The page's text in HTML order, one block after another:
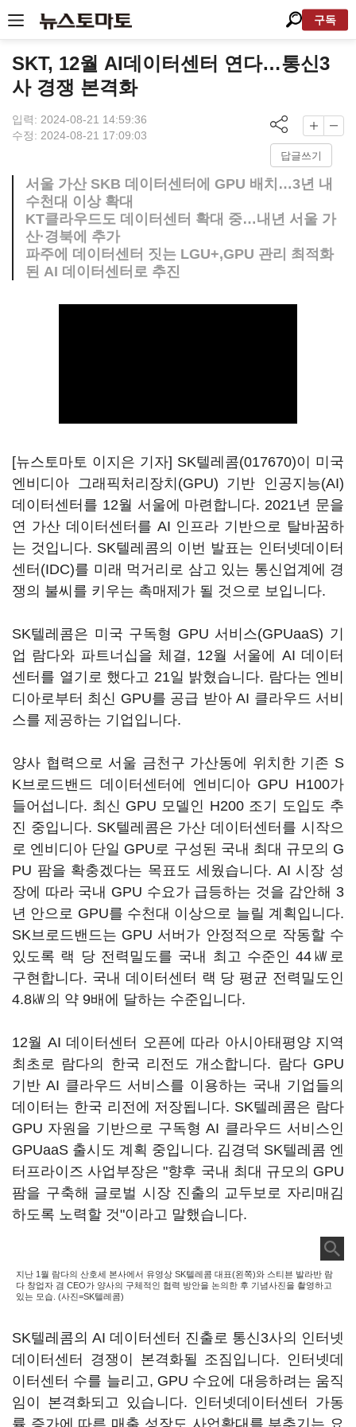
구독
SKT, 12월 AI데이터센터 연다…통신3
사 경쟁 본격화
입력: 2024-08-21 14:59:36
수정: 2024-08-21 17:09:03
답글쓰기
서울 가산 SKB 데이터센터에 GPU 배치…3년 내
수천대 이상 확대
KT클라우드도 데이터센터 확대 중…내년 서울 가
산·경북에 추가
파주에 데이터센터 짓는 LGU+,GPU 관리 최적화
된 AI 데이터센터로 추진
[뉴스토마토 이지은 기자] SK텔레콤(017670)이 미국
엔비디아 그래픽처리장치(GPU) 기반 인공지능(AI)
데이터센터를 12월 서울에 마련합니다. 2021년 문을
연 가산 데이터센터를 AI 인프라 기반으로 탈바꿈하
는 것입니다. SK텔레콤의 이번 발표는 인터넷데이터
센터(IDC)를 미래 먹거리로 삼고 있는 통신업계에 경
쟁의 불씨를 키우는 촉매제가 될 것으로 보입니다.
SK텔레콤은 미국 구독형 GPU 서비스(GPUaaS) 기
업 람다와 파트너십을 체결, 12월 서울에 AI 데이터
센터를 열기로 했다고 21일 밝혔습니다. 람다는 엔비
디아로부터 최신 GPU를 공급 받아 AI 클라우드 서비
스를 제공하는 기업입니다.
양사 협력으로 서울 금천구 가산동에 위치한 기존 S
K브로드밴드 데이터센터에 엔비디아 GPU H100가
들어섭니다. 최신 GPU 모델인 H200 조기 도입도 추
진 중입니다. SK텔레콤은 가산 데이터센터를 시작으
로 엔비디아 단일 GPU로 구성된 국내 최대 규모의 G
PU 팜을 확충겠다는 목표도 세웠습니다. AI 시장 성
장에 따라 국내 GPU 수요가 급등하는 것을 감안해 3
년 안으로 GPU를 수천대 이상으로 늘릴 계획입니다.
SK브로드밴드는 GPU 서버가 안정적으로 작동할 수
있도록 랙 당 전력밀도를 국내 최고 수준인 44㎾로
구현합니다. 국내 데이터센터 랙 당 평균 전력밀도인
4.8㎾의 약 9배에 달하는 수준입니다.
12월 AI 데이터센터 오픈에 따라 아시아태평양 지역
최초로 람다의 한국 리전도 개소합니다. 람다 GPU
기반 AI 클라우드 서비스를 이용하는 국내 기업들의
데이터는 한국 리전에 저장됩니다. SK텔레콤은 람다
GPU 자원을 기반으로 구독형 AI 클라우드 서비스인
GPUaaS 출시도 계획 중입니다. 김경덕 SK텔레콤 엔
터프라이즈 사업부장은 "향후 국내 최대 규모의 GPU
팜을 구축해 글로벌 시장 진출의 교두보로 자리매김
하도록 노력할 것"이라고 말했습니다.
지난 1월 람다의 산호세 본사에서 유영상 SK텔레콤 대표(왼쪽)와 스티븐 발라반 람
다 창업자 겸 CEO가 양사의 구체적인 협력 방안을 논의한 후 기념사진을 촬영하고
있는 모습. (사진=SK텔레콤)
SK텔레콤의 AI 데이터센터 진출로 통신3사의 인터넷
데이터센터 경쟁이 본격화될 조짐입니다. 인터넷데
이터센터 수를 늘리고, GPU 수요에 대응하려는 움직
임이 본격화되고 있습니다. 인터넷데이터센터 가동
률 증가에 따른 매출 성장도 사업확대를 부추기는 요